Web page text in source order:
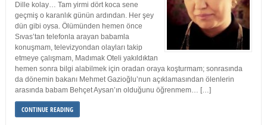
Dille kolay… Tam yirmi dört koca sene
geçmiş o karanlık günün ardından. Her şey
dün gibi oysa. Ölümünden hemen önce
Sıvas’tan telefonla arayan babamla
konuşmam, televizyondan olayları takip
etmeye çalışmam, Madımak Oteli yakıldıktan
hemen sonra bilgi alabilmek için oradan oraya koşturmam; sonrasında
da dönemin bakanı Mehmet Gazioğlu’nun açıklamasından ölenlerin
arasında babam Behçet Aysan’ın olduğunu öğrenmem… […]
CONTINUE READING